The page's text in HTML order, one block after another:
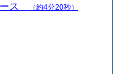
ース （約4分20秒）